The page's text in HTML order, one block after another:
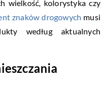
wielkość, kolorystyka czy
znaków drogowych musi
według aktualnych